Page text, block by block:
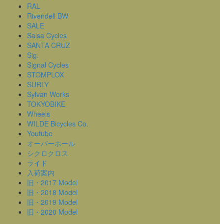
RAL
Rivendell BW
SALE
Salsa Cycles
SANTA CRUZ
Sig.
Signal Cycles
STOMPLOX
SURLY
Sylvan Works
TOKYOBIKE
Wheels
WILDE Bicycles Co.
Youtube
オーバーホール
シクロクロス
ライド
入荷案内
旧・2017 Model
旧・2018 Model
旧・2019 Model
旧・2020 Model